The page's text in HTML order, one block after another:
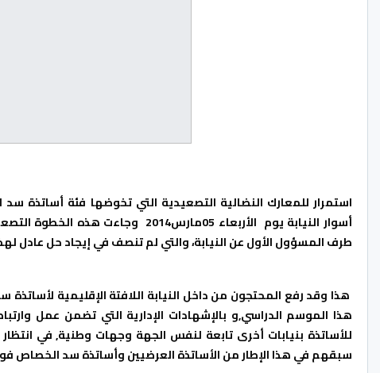
استمرار للمعارك النضالية التصعيدية التي تخوضها فئة أساتذة
أسوار النيابة يوم الأربعاء
طرف المسؤول الأول عن النيابة، والتي لم تنصف في إيجاد حل عادل
هذا وقد رفع المحتجون من داخل النيابة اللافتة الإقليمية
هذا الموسم الدراسي,و بالإشهادات الإدارية التي تضمن عمل
للأساتذة بنيابات أخرى تابعة لنفس الجهة وجهات وطنية, في
سبقهم في هذا الإطار من الأساتذة العرضيين وأساتذة سد الخصاص فوج